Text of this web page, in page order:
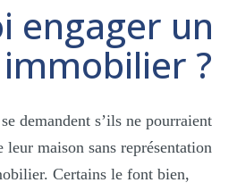
engager un
?
demandent s’ils ne pourraient
leur maison sans représentation
Certains le font bien,